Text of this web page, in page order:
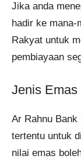
Jika anda
hadir ke mana-
Rakyat untuk
pembiayaan
Jenis
Ar Rahnu
tertentu untuk
nilai emas